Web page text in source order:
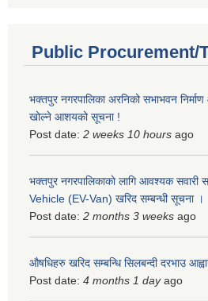
Public Procurement/
भक्तपुर नगरपालिका अरनिको सभाभवन
खोल्ने आशयको सूचना !
Post date: 2 weeks 10 hours ago
भक्तपुर नगरपालिकाकाे लागि आवश्यक
Vehicle (EV-Van) खरिद सम्बन्धी सूचना ।
Post date: 2 months 3 weeks ago
औषधिहरु खरिद सम्बन्धि सिलबन्दी दरभाउ
Post date: 4 months 1 dayago